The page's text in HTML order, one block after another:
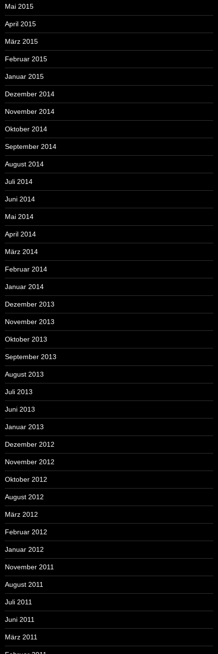
Mai 2015
April 2015
März 2015
Februar 2015
Januar 2015
Dezember 2014
November 2014
Oktober 2014
September 2014
August 2014
Juli 2014
Juni 2014
Mai 2014
April 2014
März 2014
Februar 2014
Januar 2014
Dezember 2013
November 2013
Oktober 2013
September 2013
August 2013
Juli 2013
Juni 2013
Januar 2013
Dezember 2012
November 2012
Oktober 2012
August 2012
März 2012
Februar 2012
Januar 2012
November 2011
August 2011
Juli 2011
Juni 2011
März 2011